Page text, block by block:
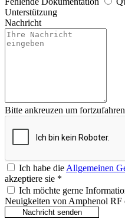
Unterstützung
Nachricht
Bitte ankreuzen um fortzufahren
Ich habe die Allgemeinen
akzeptiere sie *
Ich möchte gerne
Neuigkeiten von Amphenol RF